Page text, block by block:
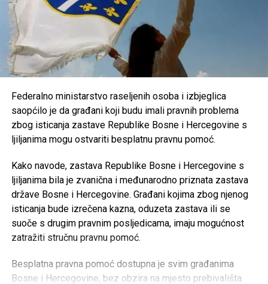
Federalno ministarstvo raseljenih osoba i izbjeglica
saopćilo je da građani koji budu imali pravnih problema
zbog isticanja zastave Republike Bosne i Hercegovine s
ljiljanima mogu ostvariti besplatnu pravnu pomoć.
Kako navode, zastava Republike Bosne i Hercegovine s
ljiljanima bila je zvanična i međunarodno priznata zastava
države Bosne i Hercegovine. Građani kojima zbog njenog
isticanja bude izrečena kazna, oduzeta zastava ili se
suoče s drugim pravnim posljedicama, imaju mogućnost
zatražiti stručnu pravnu pomoć.
Besplatna pravna pomoć dostupna je svim građanima
Bosne i Hercegovine, bez obzira na mjesto prebivališta.